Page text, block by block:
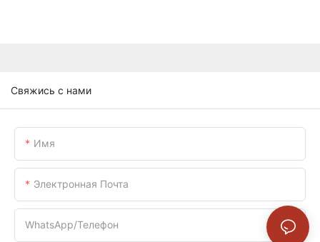
Свяжись с нами
Имя
Электронная Почта
WhatsApp/телефон